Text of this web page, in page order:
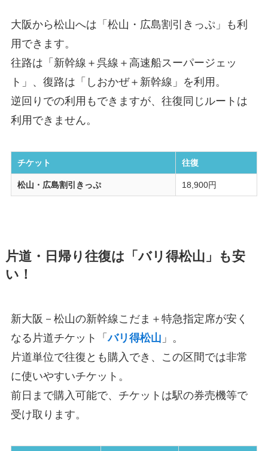
大阪から松山へは「松山・広島割引きっぷ」も利
用できます。
往路は「新幹線＋呉線＋高速船スーパージェッ
ト」、復路は「しおかぜ＋新幹線」を利用。
逆回りでの利用もできますが、往復同じルートは
利用できません。
チケット 往復
松山・広島割引きっぷ 18,900円
片道・日帰り往復は「バリ得松山」も安
い！
新大阪－松山の新幹線こだま＋特急指定席が安く
なる片道チケット「バリ得松山 」。
片道単位で往復とも購入でき、この区間では非常
に使いやすいチケット。
前日まで購入可能で、チケットは駅の券売機等で
受け取ります。